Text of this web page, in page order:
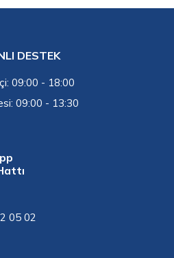
DESTEK
09:00 - 18:00
09:00 - 13:30
05 02